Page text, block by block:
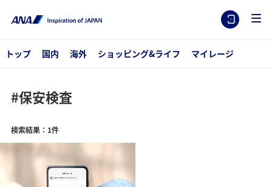
トップ 国内 海外 ショッピング&ライフ マイレージ
#保安検査
検索結果：1件